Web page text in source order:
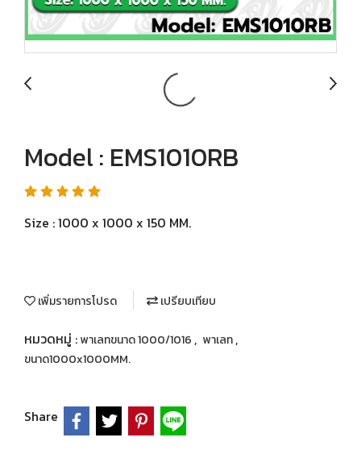
Model : EMS1010RB
Size : 1000 x 1000 x 150 MM.
เพิ่มรายการโปรด เปรียบเทียบ
หมวดหมู่ :พาเลทขนาด 1000/1016 , พาเลท,
ขนาด1000x1000MM.
Share